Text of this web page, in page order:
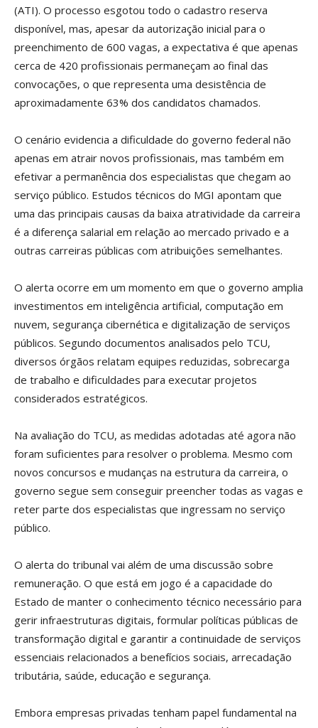
(ATI). O processo esgotou todo o cadastro reserva
disponível, mas, apesar da autorização inicial para o
preenchimento de 600 vagas, a expectativa é que apenas
cerca de 420 profissionais permaneçam ao final das
convocações, o que representa uma desistência de
aproximadamente 63% dos candidatos chamados.
O cenário evidencia a dificuldade do governo federal não
apenas em atrair novos profissionais, mas também em
efetivar a permanência dos especialistas que chegam ao
serviço público. Estudos técnicos do MGI apontam que
uma das principais causas da baixa atratividade da carreira
é a diferença salarial em relação ao mercado privado e a
outras carreiras públicas com atribuições semelhantes.
O alerta ocorre em um momento em que o governo amplia
investimentos em inteligência artificial, computação em
nuvem, segurança cibernética e digitalização de serviços
públicos. Segundo documentos analisados pelo TCU,
diversos órgãos relatam equipes reduzidas, sobrecarga
de trabalho e dificuldades para executar projetos
considerados estratégicos.
Na avaliação do TCU, as medidas adotadas até agora não
foram suficientes para resolver o problema. Mesmo com
novos concursos e mudanças na estrutura da carreira, o
governo segue sem conseguir preencher todas as vagas e
reter parte dos especialistas que ingressam no serviço
público.
O alerta do tribunal vai além de uma discussão sobre
remuneração. O que está em jogo é a capacidade do
Estado de manter o conhecimento técnico necessário para
gerir infraestruturas digitais, formular políticas públicas de
transformação digital e garantir a continuidade de serviços
essenciais relacionados a benefícios sociais, arrecadação
tributária, saúde, educação e segurança.
Embora empresas privadas tenham papel fundamental na